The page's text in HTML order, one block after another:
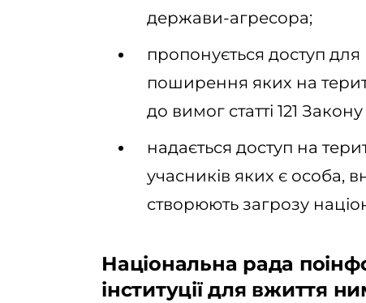
держави-агресора;
пропонується доступ
поширення яких на
до вимог статті 121
надається доступ на
учасників яких є особа,
створюють загрозу
Національна рада
інституції для вжиття